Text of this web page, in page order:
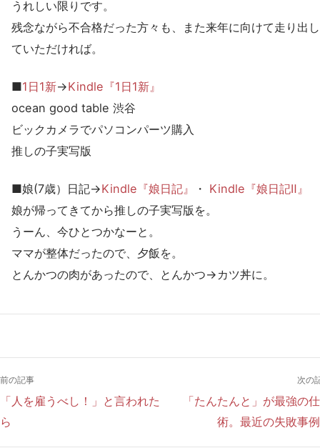
うれしい限りです。
残念ながら不合格だった方々も、また来年に向けて走り出し
ていただければ。
■1日1新→Kindle『1日1新』
ocean good table 渋谷
ビックカメラでパソコンパーツ購入
推しの子実写版
■娘(7歳）日記→Kindle『娘日記』 ・ Kindle『娘日記Ⅱ』
娘が帰ってきてから推しの子実写版を。
うーん、今ひとつかなーと。
ママが整体だったので、夕飯を。
とんかつの肉があったので、とんかつ→カツ丼に。
前の記事
「人を雇うべし！」と言われた
ら
次の
「たんたんと」が最強の
術。最近の失敗事